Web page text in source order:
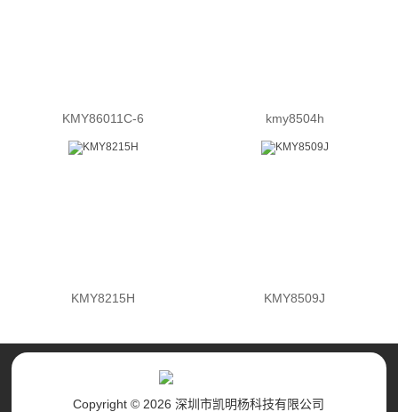
KMY86011C-6 kmy8504h
KMY8215H KMY8509J
Copyright © 2026 深圳市凯明杨科技有限公司